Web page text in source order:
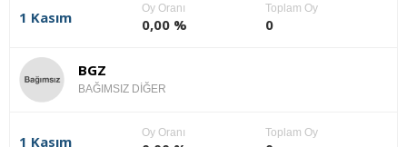
1 Kasım
Oy Oranı
0,00 %
Toplam Oy
0
BGZ
BAĞIMSIZ DİĞER
1 Kasım
Oy Oranı Toplam Oy